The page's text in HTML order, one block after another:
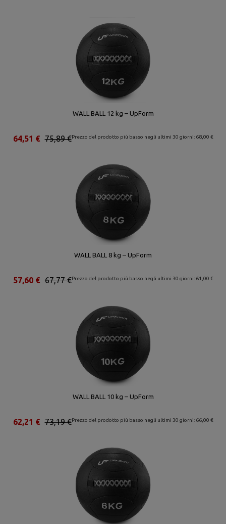
WALL BALL 12 kg – UpForm
Prezzo del prodotto più basso negli ultimi 30 giorni: 68,00 €
75,89 €
64,51 €
WALL BALL 8 kg – UpForm
Prezzo del prodotto più basso negli ultimi 30 giorni: 61,00 €
67,77 €
57,60 €
WALL BALL 10 kg – UpForm
Prezzo del prodotto più basso negli ultimi 30 giorni: 66,00 €
73,19 €
62,21 €